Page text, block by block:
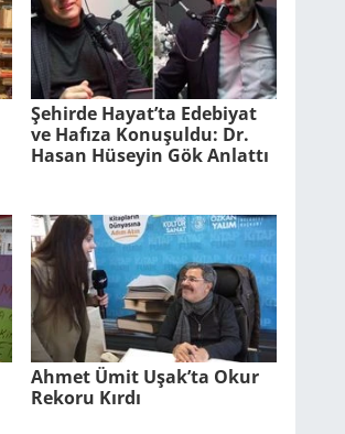
Şehirde Hayat’ta Edebiyat
ve Hafıza Konuşuldu: Dr.
Hasan Hüseyin Gök Anlattı
Ahmet Ümit Uşak’ta Okur
Rekoru Kırdı